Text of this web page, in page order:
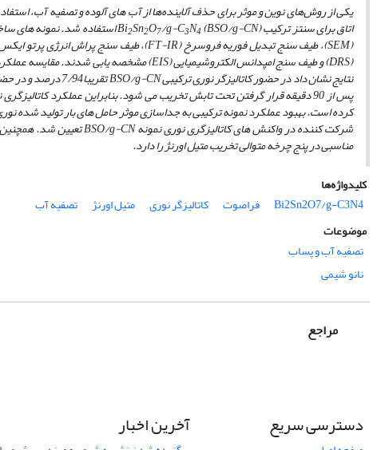
یکی از روش‌های نوین و موثر برای حذف آلاینده‌ها از آب­ های آلوده و تصفیه آب،
اتاق برای سنتز ترکیب Bi 2Sn2O7/g-C3N4
نتایج نشان داد در حضور کاتالیزگر نوری ترکیبی BSO/g-CN تقریبا7/94 درصد و در حضور کاتالیزگر­های نوری خالص g-C
کرده است. بهبود عملکرد نمونه ترکیبی به جداسازی موثر حامل­ های بار تولید شده
مناسبی در پنج چرخه متوالی تخریب متیل اورنژ را دارد.
کلیدواژه‌ها
Bi2Sn2O7/g-C3N4
فراصوت کاتالیزگر نوری متیل اورنژ
تصفیه آب
موضوعات
تصفیه آب و پساب
نانو شیمی
مراجع
دسترسی سریع آخرین اخبار